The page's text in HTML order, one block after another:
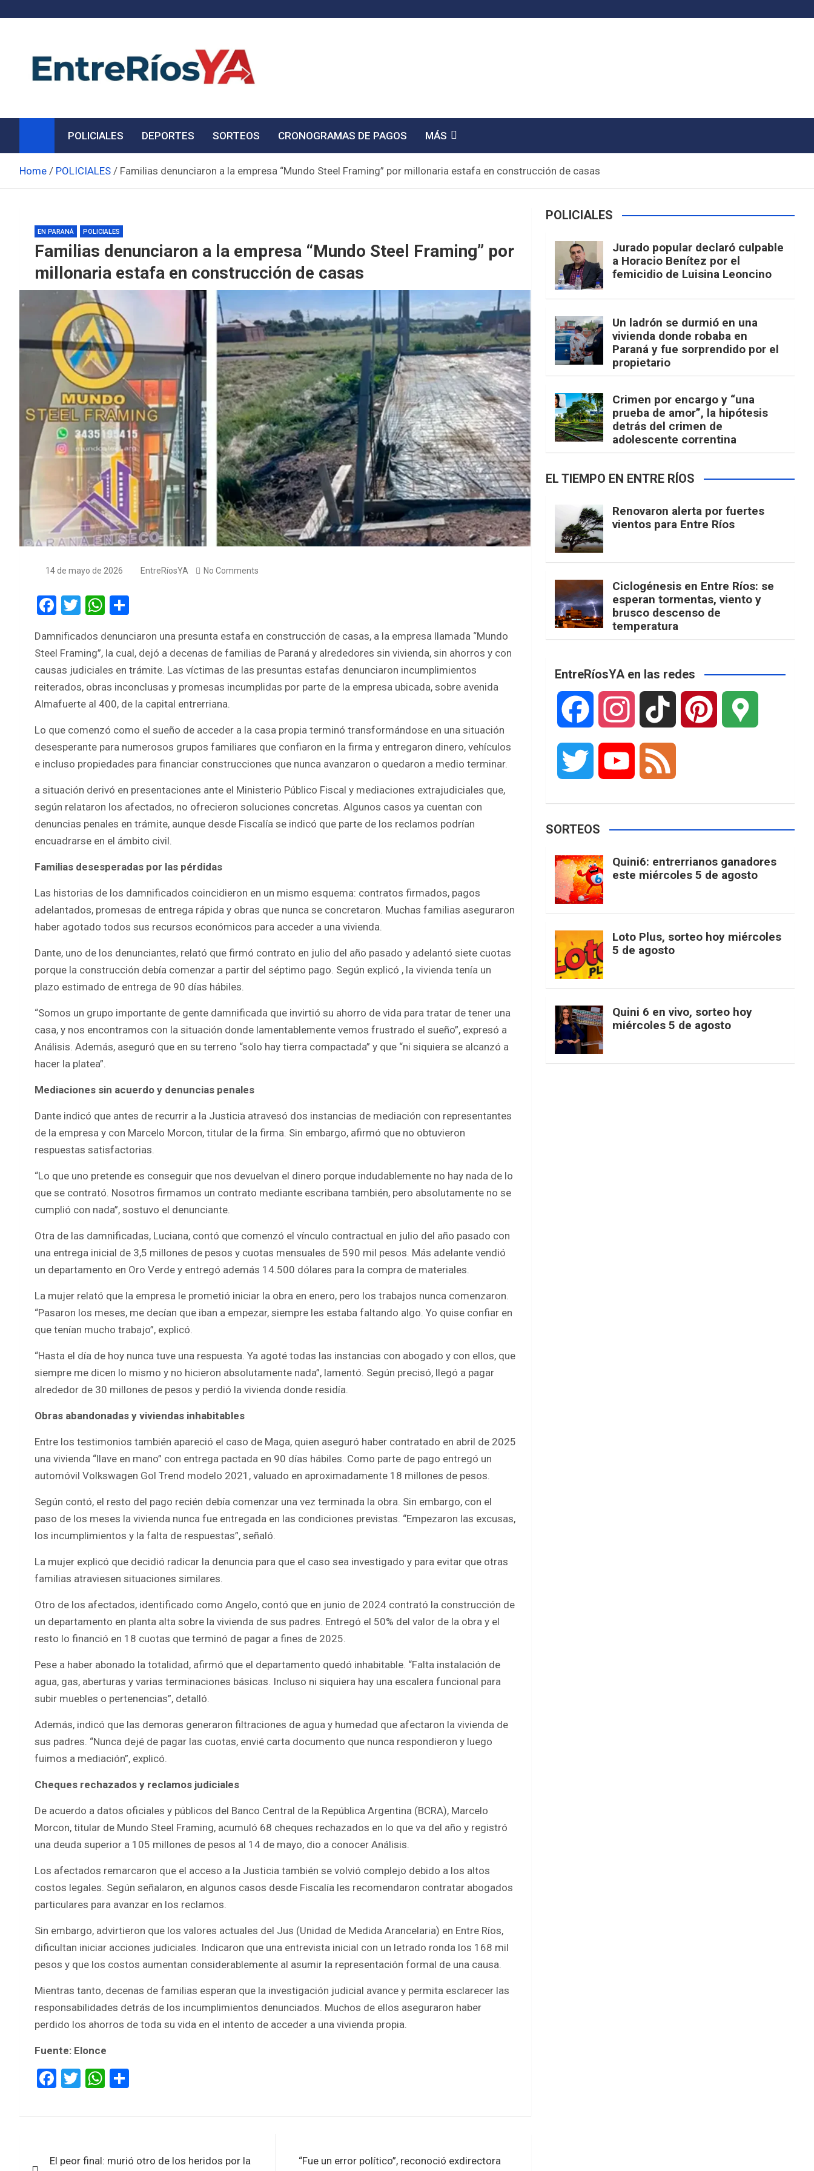
Noticias de Entre Ríos
POLICIALES DEPORTES SORTEOS CRONOGRAMAS DE PAGOS MÁS
Home POLICIALES Familias denunciaron a la empresa “Mundo Steel Framing” por millonaria estafa en construcción de casas
EN PARANÁ POLICIALES
Familias denunciaron a la empresa “Mundo Steel Framing” por
millonaria estafa en construcción de casas
14 de mayo de 2026 EntreRíosYA No Comments
F
ce
b
o
o
T
tt
er
W
at
s
A
p
p
ar
e
Damnificados denunciaron una presunta estafa en construcción de casas, a la empresa llamada “Mundo
Steel Framing”, la cual, dejó a decenas de familias de Paraná y alrededores sin vivienda, sin ahorros y con
causas judiciales en trámite. Las víctimas de las presuntas estafas denunciaron incumplimientos
reiterados, obras inconclusas y promesas incumplidas por parte de la empresa ubicada, sobre avenida
Almafuerte al 400, de la capital entrerriana.
Lo que comenzó como el sueño de acceder a la casa propia terminó transformándose en una situación
desesperante para numerosos grupos familiares que confiaron en la firma y entregaron dinero, vehículos
e incluso propiedades para financiar construcciones que nunca avanzaron o quedaron a medio terminar.
a situación derivó en presentaciones ante el Ministerio Público Fiscal y mediaciones extrajudiciales que,
según relataron los afectados, no ofrecieron soluciones concretas. Algunos casos ya cuentan con
denuncias penales en trámite, aunque desde Fiscalía se indicó que parte de los reclamos podrían
encuadrarse en el ámbito civil.
Familias desesperadas por las pérdidas
Las historias de los damnificados coincidieron en un mismo esquema: contratos firmados, pagos
adelantados, promesas de entrega rápida y obras que nunca se concretaron. Muchas familias aseguraron
haber agotado todos sus recursos económicos para acceder a una vivienda.
Dante, uno de los denunciantes, relató que firmó contrato en julio del año pasado y adelantó siete cuotas
porque la construcción debía comenzar a partir del séptimo pago. Según explicó , la vivienda tenía un
plazo estimado de entrega de 90 días hábiles.
“Somos un grupo importante de gente damnificada que invirtió su ahorro de vida para tratar de tener una
casa, y nos encontramos con la situación donde lamentablemente vemos frustrado el sueño”, expresó a
Análisis. Además, aseguró que en su terreno “solo hay tierra compactada” y que “ni siquiera se alcanzó a
hacer la platea”.
Mediaciones sin acuerdo y denuncias penales
Dante indicó que antes de recurrir a la Justicia atravesó dos instancias de mediación con representantes
de la empresa y con Marcelo Morcon, titular de la firma. Sin embargo, afirmó que no obtuvieron
respuestas satisfactorias.
“Lo que uno pretende es conseguir que nos devuelvan el dinero porque indudablemente no hay nada de lo
que se contrató. Nosotros firmamos un contrato mediante escribana también, pero absolutamente no se
cumplió con nada”, sostuvo el denunciante.
Otra de las damnificadas, Luciana, contó que comenzó el vínculo contractual en julio del año pasado con
una entrega inicial de 3,5 millones de pesos y cuotas mensuales de 590 mil pesos. Más adelante vendió
un departamento en Oro Verde y entregó además 14.500 dólares para la compra de materiales.
La mujer relató que la empresa le prometió iniciar la obra en enero, pero los trabajos nunca comenzaron.
“Pasaron los meses, me decían que iban a empezar, siempre les estaba faltando algo. Yo quise confiar en
que tenían mucho trabajo”, explicó.
“Hasta el día de hoy nunca tuve una respuesta. Ya agoté todas las instancias con abogado y con ellos, que
siempre me dicen lo mismo y no hicieron absolutamente nada”, lamentó. Según precisó, llegó a pagar
alrededor de 30 millones de pesos y perdió la vivienda donde residía.
Obras abandonadas y viviendas inhabitables
Entre los testimonios también apareció el caso de Maga, quien aseguró haber contratado en abril de 2025
una vivienda “llave en mano” con entrega pactada en 90 días hábiles. Como parte de pago entregó un
automóvil Volkswagen Gol Trend modelo 2021, valuado en aproximadamente 18 millones de pesos.
Según contó, el resto del pago recién debía comenzar una vez terminada la obra. Sin embargo, con el
paso de los meses la vivienda nunca fue entregada en las condiciones previstas. “Empezaron las excusas,
los incumplimientos y la falta de respuestas”, señaló.
La mujer explicó que decidió radicar la denuncia para que el caso sea investigado y para evitar que otras
familias atraviesen situaciones similares.
Otro de los afectados, identificado como Angelo, contó que en junio de 2024 contrató la construcción de
un departamento en planta alta sobre la vivienda de sus padres. Entregó el 50% del valor de la obra y el
resto lo financió en 18 cuotas que terminó de pagar a fines de 2025.
Pese a haber abonado la totalidad, afirmó que el departamento quedó inhabitable. “Falta instalación de
agua, gas, aberturas y varias terminaciones básicas. Incluso ni siquiera hay una escalera funcional para
subir muebles o pertenencias”, detalló.
Además, indicó que las demoras generaron filtraciones de agua y humedad que afectaron la vivienda de
sus padres. “Nunca dejé de pagar las cuotas, envié carta documento que nunca respondieron y luego
fuimos a mediación”, explicó.
Cheques rechazados y reclamos judiciales
De acuerdo a datos oficiales y públicos del Banco Central de la República Argentina (BCRA), Marcelo
Morcon, titular de Mundo Steel Framing, acumuló 68 cheques rechazados en lo que va del año y registró
una deuda superior a 105 millones de pesos al 14 de mayo, dio a conocer Análisis.
Los afectados remarcaron que el acceso a la Justicia también se volvió complejo debido a los altos
costos legales. Según señalaron, en algunos casos desde Fiscalía les recomendaron contratar abogados
particulares para avanzar en los reclamos.
Sin embargo, advirtieron que los valores actuales del Jus (Unidad de Medida Arancelaria) en Entre Ríos,
dificultan iniciar acciones judiciales. Indicaron que una entrevista inicial con un letrado ronda los 168 mil
pesos y que los costos aumentan considerablemente al asumir la representación formal de una causa.
Mientras tanto, decenas de familias esperan que la investigación judicial avance y permita esclarecer las
responsabilidades detrás de los incumplimientos denunciados. Muchos de ellos aseguraron haber
perdido los ahorros de toda su vida en el intento de acceder a una vivienda propia.
Fuente: Elonce
F
ce
o
T
tt
W
at
A
ar
El peor final: murió otro de los heridos por la “Fue un error político”, reconoció exdirectora
POLICIALES
Jurado popular declaró culpable
a Horacio Benítez por el
femicidio de Luisina Leoncino
Un ladrón se durmió en una
vivienda donde robaba en
Paraná y fue sorprendido por el
propietario
Crimen por encargo y “una
prueba de amor”, la hipótesis
detrás del crimen de
adolescente correntina
EL TIEMPO EN ENTRE RÍOS
Renovaron alerta por fuertes
vientos para Entre Ríos
Ciclogénesis en Entre Ríos: se
esperan tormentas, viento y
brusco descenso de
temperatura
EntreRíosYA en las redes
a
b
o
k
n
a
i
t
t
e
r
u
b
e
d
SORTEOS
Quini6: entrerrianos ganadores
este miércoles 5 de agosto
Loto Plus, sorteo hoy miércoles
5 de agosto
Quini 6 en vivo, sorteo hoy
miércoles 5 de agosto